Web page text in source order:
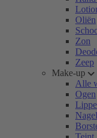
Oliën
Zon
Zeep
Make-up
Alle
Ogen